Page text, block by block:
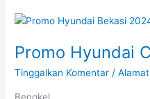
Promo Hyundai
Tinggalkan Komentar /
Promo
Cartenz